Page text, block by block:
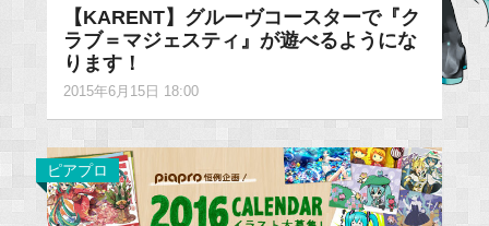
【KARENT】グルーヴコースターで『ク
ラブ＝マジェスティ』が遊べるようにな
ります！
2015年6月15日 18:00
ピアプロ